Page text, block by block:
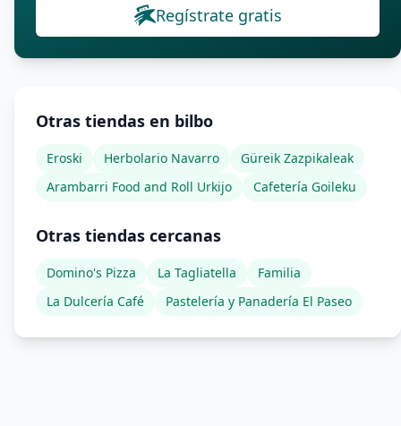
Regístrate gratis
Otras tiendas en bilbo
Eroski Herbolario Navarro
Güreik Zazpikaleak
Arambarri Food and Roll Urkijo
Cafetería Goileku
Otras tiendas cercanas
Domino's Pizza La Tagliatella
Familia
La Dulcería Café
Pastelería y Panadería El Paseo